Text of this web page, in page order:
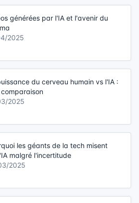
générées par l'IA et l'avenir du
2025
du cerveau humain vs l'IA :
comparaison
2025
les géants de la tech misent
malgré l'incertitude
2025